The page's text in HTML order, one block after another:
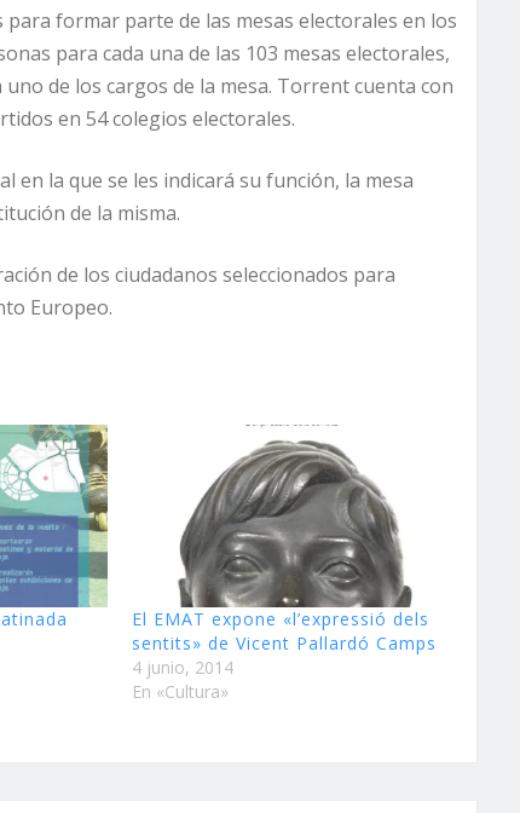
formar parte de las mesas electorales en los
para cada una de las 103 mesas electorales,
de los cargos de la mesa. Torrent cuenta con
en 54 colegios electorales.
en la que se les indicará su función, la mesa
de la misma.
de los ciudadanos seleccionados para
Europeo.
El EMAT expone «l’expressió dels
sentits» de Vicent Pallardó Camps
4 junio, 2014
En «Cultura»